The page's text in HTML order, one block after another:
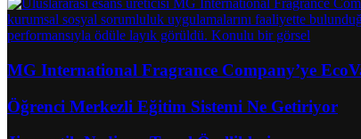
MG International Fragrance Company’ye
Öğrenci Merkezli Eğitim Sistemi Ne Getiriyor